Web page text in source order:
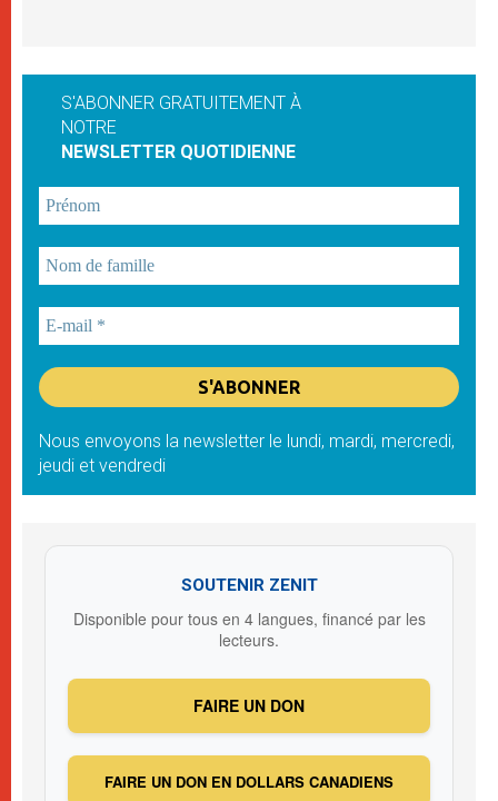
S'ABONNER GRATUITEMENT À
NOTRE
NEWSLETTER QUOTIDIENNE
Nous envoyons la newsletter le lundi, mardi, mercredi,
jeudi et vendredi
SOUTENIR ZENIT
Disponible pour tous en 4 langues, financé par les
lecteurs.
FAIRE UN DON
FAIRE UN DON EN DOLLARS CANADIENS